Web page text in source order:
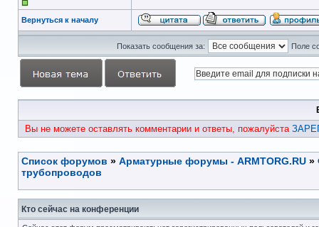
Вернуться к началу
Показать сообщения за: Поле
Вы не можете оставлять комментарии и ответы, пожалуйста
Список форумов » Арматурные форумы - ARMTORG.RU »
трубопроводов
Кто сейчас на конференции